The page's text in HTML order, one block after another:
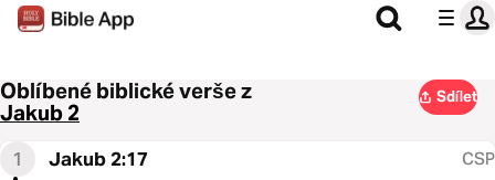
Oblíbené biblické verše z
Jakub 2
Sdílet
1 Jakub 2:17 CSP